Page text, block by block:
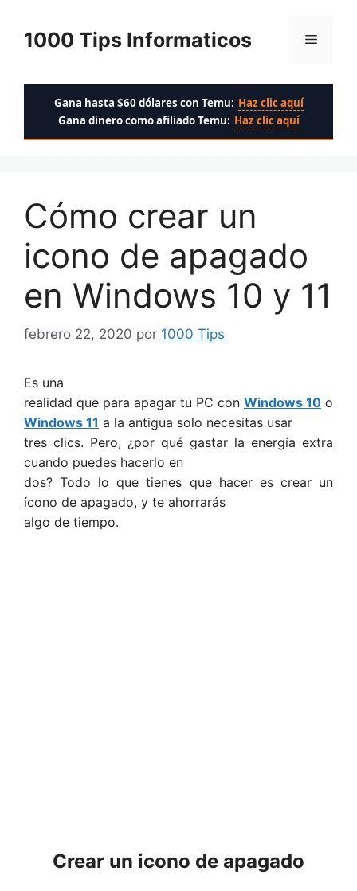
contenido
1000 Tips Informaticos Menú
Gana hasta $60 dólares con Temu: Haz clic aquí
Gana dinero como afiliado Temu: Haz clic aquí
Cómo crear un
icono de apagado
en Windows 10 y 11
febrero 22, 2020 por 1000 Tips
Es una
realidad que para apagar tu PC con Windows 10 o
Windows 11 a la antigua solo necesitas usar
tres clics. Pero, ¿por qué gastar la energía extra
cuando puedes hacerlo en
dos? Todo lo que tienes que hacer es crear un
ícono de apagado, y te ahorrarás
algo de tiempo.
Crear un icono de apagado